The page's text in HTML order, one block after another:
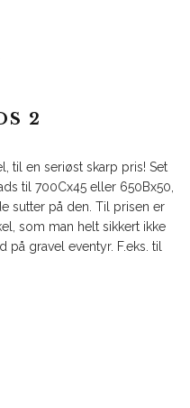
2
til en seriøst skarp pris! Set
til 700Cx45 eller 650Bx50,
sutter på den. Til prisen er
som man helt sikkert ikke
gravel eventyr. F.eks. til